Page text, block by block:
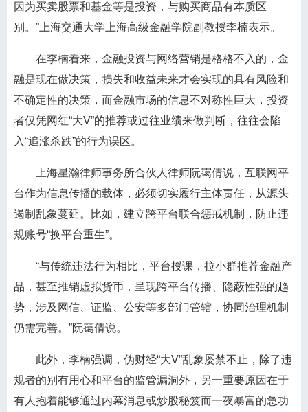
因为买卖股票和基金等是投资，与购买商品有本质区
别。”上海交通大学上海高级金融学院副教授李楠表示。
在李楠看来，金融投资与网络营销是格格不入的，金
融是现在做决策，损失和收益未来才会实现的具有风险和
不确定性的决策，而金融市场的信息不对称性巨大，投资
者仅凭网红“大V”的推荐或过往业绩来做判断，往往会陷
入“追涨杀跌”的行为误区。
上海星瀚律师事务所合伙人律师阮霭倩说，互联网平
台作为信息传播的载体，必须切实履行主体责任，从源头
遏制乱象蔓延。比如，建立跨平台联合惩戒机制，防止违
规账号“换平台重生”。
“与传统违法行为相比，平台授课，拉小群推荐金融产
品，甚至推销虚拟货币，呈现跨平台传播、隐蔽性强的趋
势，涉及网信、证监、公安等多部门管辖，协同治理机制
仍需完善。”阮霭倩说。
此外，李楠强调，伪财经“大V”乱象屡禁不止，除了违
规者的别有用心和平台的监管漏洞外，另一重要原因在于
有人抱着能够通过内幕消息或炒股秘笈而一夜暴富的急功